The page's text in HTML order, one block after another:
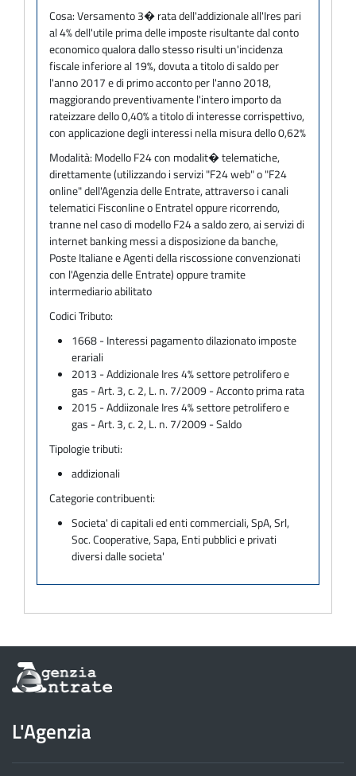
Cosa:Versamento 3� rata dell'addizionale all'Ires pari
al 4% dell'utile prima delle imposte risultante dal conto
economico qualora dallo stesso risulti un'incidenza
fiscale inferiore al 19%, dovuta a titolo di saldo per
l'anno 2017 e di primo acconto per l'anno 2018,
maggiorando preventivamente l'intero importo da
rateizzare dello 0,40% a titolo di interesse corrispettivo,
con applicazione degli interessi nella misura dello 0,62%
Modalità: Modello F24 con modalit� telematiche,
direttamente (utilizzando i servizi "F24 web" o "F24
online" dell'Agenzia delle Entrate, attraverso i canali
telematici Fisconline o Entratel oppure ricorrendo,
tranne nel caso di modello F24 a saldo zero, ai servizi di
internet banking messi a disposizione da banche,
Poste Italiane e Agenti della riscossione convenzionati
con l'Agenzia delle Entrate) oppure tramite
intermediario abilitato
Codici Tributo:
1668 - Interessi pagamento dilazionato imposte
erariali
2013 - Addizionale Ires 4% settore petrolifero e
gas - Art. 3, c. 2, L. n. 7/2009 - Acconto prima rata
2015 - Addiizonale Ires 4% settore petrolifero e
gas - Art. 3, c. 2, L. n. 7/2009 - Saldo
Tipologie tributi:
addizionali
Categorie contribuenti:
Societa' di capitali ed enti commerciali, SpA, Srl,
Soc. Cooperative, Sapa, Enti pubblici e privati
diversi dalle societa'
Informazioni
sul
dell'Agenzia
delle
Entrate
L'Agenzia